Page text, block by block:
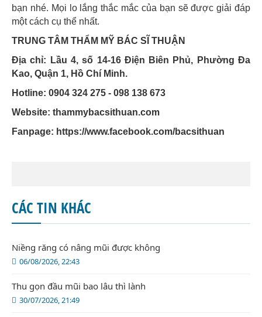
bạn nhé. Mọi lo lắng thắc mắc của bạn sẽ được giải đáp
một cách cụ thể nhất.
TRUNG TÂM THẨM MỸ BÁC SĨ THUẬN
Địa chỉ: Lầu 4, số 14-16 Điện Biên Phủ, Phường Đa
Kao, Quận 1, Hồ Chí Minh.
Hotline: 0904 324 275 - 098 138 673
Website: thammybacsithuan.com
Fanpage: https://www.facebook.com/bacsithuan
CÁC TIN KHÁC
06/08/2026, 22:43
Niềng răng có nâng mũi được không
30/07/2026, 21:49
Thu gọn đầu mũi bao lâu thì lành